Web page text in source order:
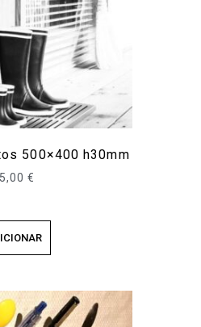
500×400 h30mm
€